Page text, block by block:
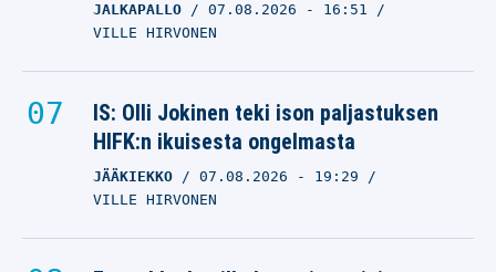
JALKAPALLO 07.08.2026 - 16:51
VILLE HIRVONEN
IS: Olli Jokinen teki ison paljastuksen
HIFK:n ikuisesta ongelmasta
JÄÄKIEKKO 07.08.2026 - 19:29
VILLE HIRVONEN